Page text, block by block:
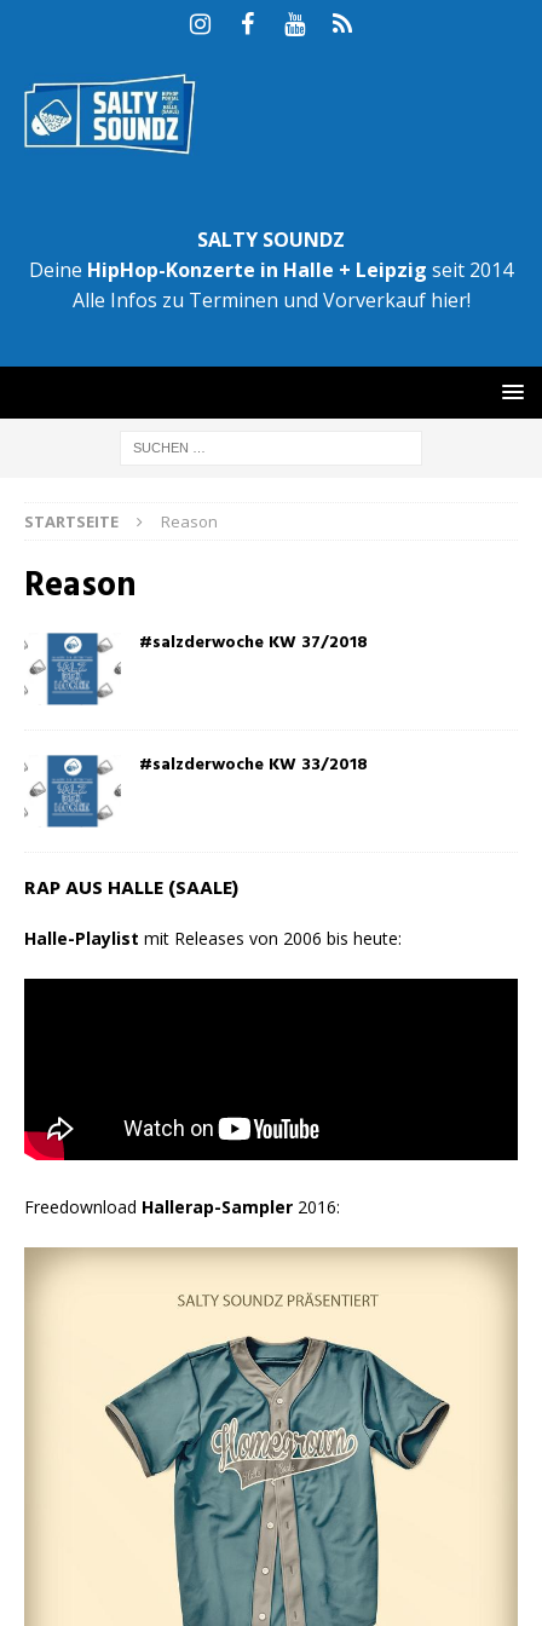
SALTY SOUNDZ
Deine HipHop-Konzerte in Halle + Leipzig seit 2014
Alle Infos zu Terminen und Vorverkauf hier!
STARTSEITE Reason
Reason
#salzderwoche KW 37/2018
#salzderwoche KW 33/2018
RAP AUS HALLE (SAALE)
Halle-Playlist mit Releases von 2006 bis heute:
Freedownload Hallerap-Sampler 2016: